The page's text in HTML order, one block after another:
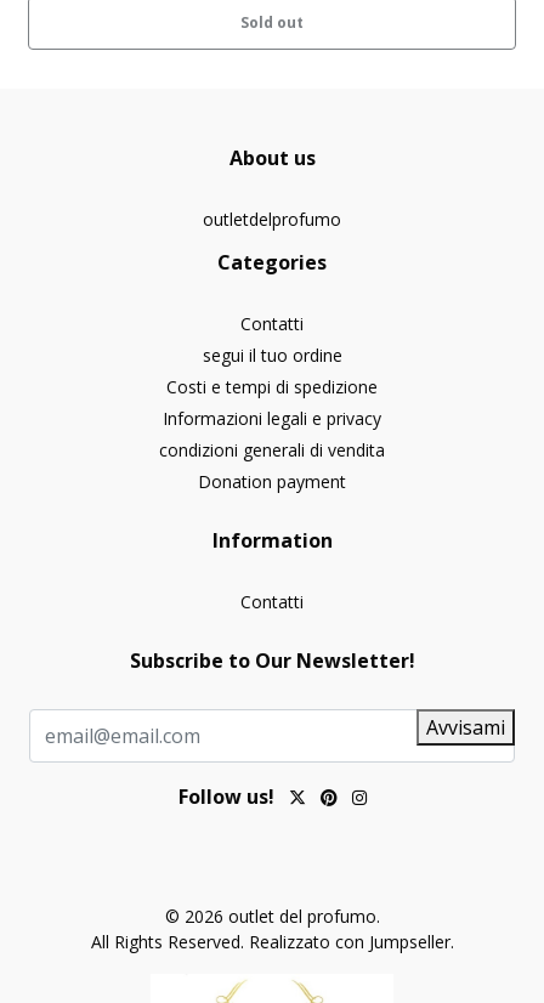
Sold out
About us
outletdelprofumo
Categories
Contatti
segui il tuo ordine
Costi e tempi di spedizione
Informazioni legali e privacy
condizioni generali di vendita
Donation payment
Information
Contatti
Subscribe to Our Newsletter!
Avvisami
Follow us!
© 2026 outlet del profumo.
All Rights Reserved. Realizzato con Jumpseller.